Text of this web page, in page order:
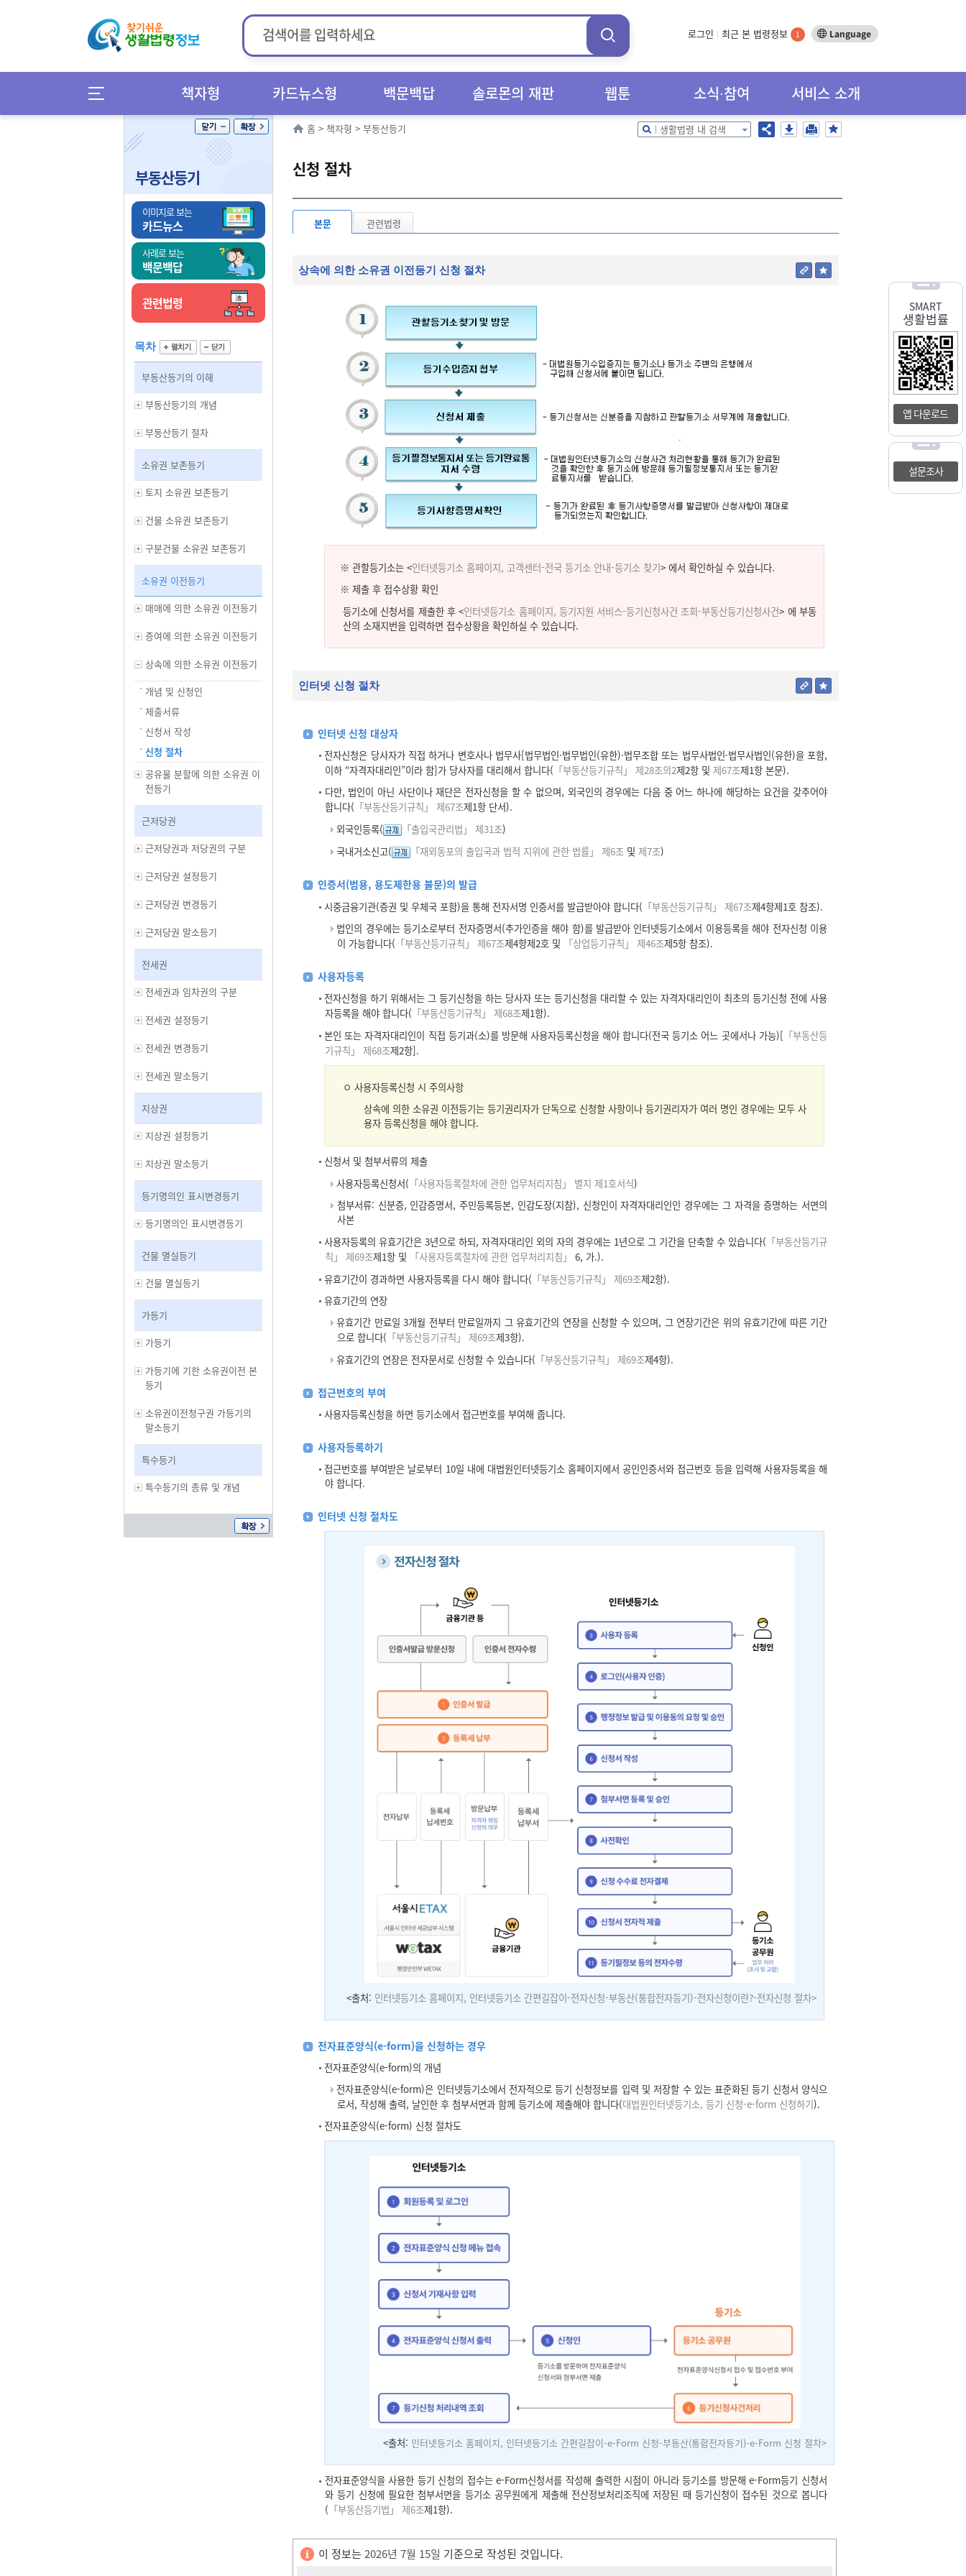
로그인 최근 본 법령정보 1 Language
책자형 카드뉴스형 백문백답 솔로몬의 재판 웹툰 소식∙참여 서비스 소개
SMART
생활법률
앱 다운로드
설문조사
부동산등기
이미지로 보는
카드뉴스
사례로 보는
백문백답
관련법령
목차
부동산등기의 이해
부동산등기의 개념
부동산등기 절차
소유권 보존등기
토지 소유권 보존등기
건물 소유권 보존등기
구분건물 소유권 보존등기
소유권 이전등기
매매에 의한 소유권 이전등기
증여에 의한 소유권 이전등기
상속에 의한 소유권 이전등기
개념 및 신청인
제출서류
신청서 작성
신청 절차
공유물 분할에 의한 소유권 이
전등기
근저당권
근저당권과 저당권의 구분
근저당권 설정등기
근저당권 변경등기
근저당권 말소등기
전세권
전세권과 임차권의 구분
전세권 설정등기
전세권 변경등기
전세권 말소등기
지상권
지상권 설정등기
지상권 말소등기
등기명의인 표시변경등기
등기명의인 표시변경등기
건물 멸실등기
건물 멸실등기
가등기
가등기
가등기에 기한 소유권이전 본
등기
소유권이전청구권 가등기의
말소등기
특수등기
특수등기의 종류 및 개념
홈 > 책자형 > 부동산등기 생활법령 내 검색
신청 절차
본문 관련법령
상속에 의한 소유권 이전등기 신청 절차
※ 관할등기소는 <인터넷등기소 홈페이지, 고객센터-전국 등기소 안내-등기소 찾기> 에서 확인하실 수 있습니다.
※ 제출 후 접수상황 확인
등기소에 신청서를 제출한 후 <인터넷등기소 홈페이지, 등기지원 서비스-등기신청사건 조회-부동산등기신청사건> 에 부동
산의 소재지번을 입력하면 접수상황을 확인하실 수 있습니다.
인터넷 신청 절차
인터넷 신청 대상자
전자신청은 당사자가 직접 하거나 변호사나 법무사[법무법인·법무법인(유한)·법무조합 또는 법무사법인·법무사법인(유한)을 포함,
이하 “자격자대리인”이라 함]가 당사자를 대리해서 합니다( 「부동산등기규칙」 제28조의2제2항 및 제67조제1항 본문).
다만, 법인이 아닌 사단이나 재단은 전자신청을 할 수 없으며, 외국인의 경우에는 다음 중 어느 하나에 해당하는 요건을 갖추어야
합니다( 「부동산등기규칙」 제67조제1항 단서).
외국인등록(
「출입국관리법」 제31조)
국내거소신고(
「재외동포의 출입국과 법적 지위에 관한 법률」 제6조 및 제7조)
인증서(범용, 용도제한용 불문)의 발급
시중금융기관(증권 및 우체국 포함)을 통해 전자서명 인증서를 발급받아야 합니다( 「부동산등기규칙」 제67조제4항제1호 참조).
법인의 경우에는 등기소로부터 전자증명서(추가인증을 해야 함)를 발급받아 인터넷등기소에서 이용등록을 해야 전자신청 이용
이 가능합니다( 「부동산등기규칙」 제67조제4항제2호 및 「상업등기규칙」 제46조제5항 참조).
사용자등록
전자신청을 하기 위해서는 그 등기신청을 하는 당사자 또는 등기신청을 대리할 수 있는 자격자대리인이 최초의 등기신청 전에 사용
자등록을 해야 합니다( 「부동산등기규칙」 제68조제1항).
본인 또는 자격자대리인이 직접 등기과(소)를 방문해 사용자등록신청을 해야 합니다(전국 등기소 어느 곳에서나 가능)[ 「부동산등
기규칙」 제68조제2항].
ㅇ 사용자등록신청 시 주의사항
상속에 의한 소유권 이전등기는 등기권리자가 단독으로 신청할 사항이나 등기권리자가 여러 명인 경우에는 모두 사
용자 등록신청을 해야 합니다.
신청서 및 첨부서류의 제출
사용자등록신청서( 「사용자등록절차에 관한 업무처리지침」 별지 제1호서식)
첨부서류: 신분증, 인감증명서, 주민등록등본, 인감도장(지참), 신청인이 자격자대리인인 경우에는 그 자격을 증명하는 서면의
사본
사용자등록의 유효기간은 3년으로 하되, 자격자대리인 외의 자의 경우에는 1년으로 그 기간을 단축할 수 있습니다( 「부동산등기규
칙」 제69조제1항 및 「사용자등록절차에 관한 업무처리지침」
6, 가.).
유효기간이 경과하면 사용자등록을 다시 해야 합니다( 「부동산등기규칙」 제69조제2항).
유효기간의 연장
유효기간 만료일 3개월 전부터 만료일까지 그 유효기간의 연장을 신청할 수 있으며, 그 연장기간은 위의 유효기간에 따른 기간
으로 합니다( 「부동산등기규칙」 제69조제3항).
유효기간의 연장은 전자문서로 신청할 수 있습니다( 「부동산등기규칙」 제69조제4항).
접근번호의 부여
사용자등록신청을 하면 등기소에서 접근번호를 부여해 줍니다.
사용자등록하기
접근번호를 부여받은 날로부터 10일 내에 대법원인터넷등기소 홈페이지에서 공인인증서와 접근번호 등을 입력해 사용자등록을 해
야 합니다.
인터넷 신청 절차도
<출처: 인터넷등기소 홈페이지, 인터넷등기소 간편길잡이-전자신청-부동산(통합전자등기)-전자신청이란?-전자신청 절차>
전자표준양식(e-form)을 신청하는 경우
전자표준양식(e-form)의 개념
전자표준양식(e-form)은 인터넷등기소에서 전자적으로 등기 신청정보를 입력 및 저장할 수 있는 표준화된 등기 신청서 양식으
로서, 작성해 출력, 날인한 후 첨부서면과 함께 등기소에 제출해야 합니다(대법원인터넷등기소, 등기 신청-e-form 신청하기).
전자표준양식(e-form) 신청 절차도
<출처: 인터넷등기소 홈페이지, 인터넷등기소 간편길잡이-e-Form 신청-부동산(통합전자등기)-e-Form 신청 절차>
전자표준양식을 사용한 등기 신청의 접수는 e-Form신청서를 작성해 출력한 시점이 아니라 등기소를 방문해 e-Form등기 신청서
와 등기 신청에 필요한 첨부서면을 등기소 공무원에게 제출해 전산정보처리조직에 저장된 때 등기신청이 접수된 것으로 봅니다
( 「부동산등기법」 제6조제1항).
이 정보는 2026년 7월 15일 기준으로 작성된 것입니다.